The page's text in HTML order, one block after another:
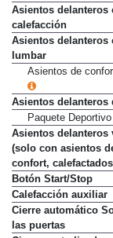
eléctrico (4 vías)
Asientos delanteros
calefacción
Asientos delanteros
lumbar
Asientos de
Asientos delanteros
Paquete
Asientos delanteros
(solo con asientos
confort, calefactados)
Botón Start/Stop
Calefacción auxiliar
Cierre automático